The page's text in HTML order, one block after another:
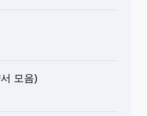
이용하시고 계시나요?
모음)